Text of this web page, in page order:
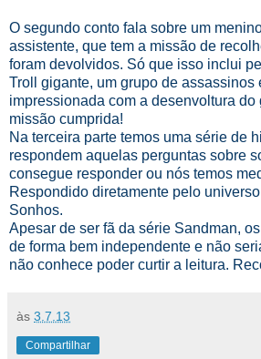
O segundo conto fala sobre um
assistente, que tem a missão de
foram devolvidos. Só que isso inclui
Troll gigante, um grupo de assassinos
impressionada com a desenvoltura do
missão cumprida!
Na terceira parte temos uma série de
respondem aquelas perguntas sobre
consegue responder ou nós temos
Respondido diretamente pelo
Sonhos.
Apesar de ser fã da série Sandman,
de forma bem independente e não
não conhece poder curtir a leitura.
às 3.7.13
Compartilhar